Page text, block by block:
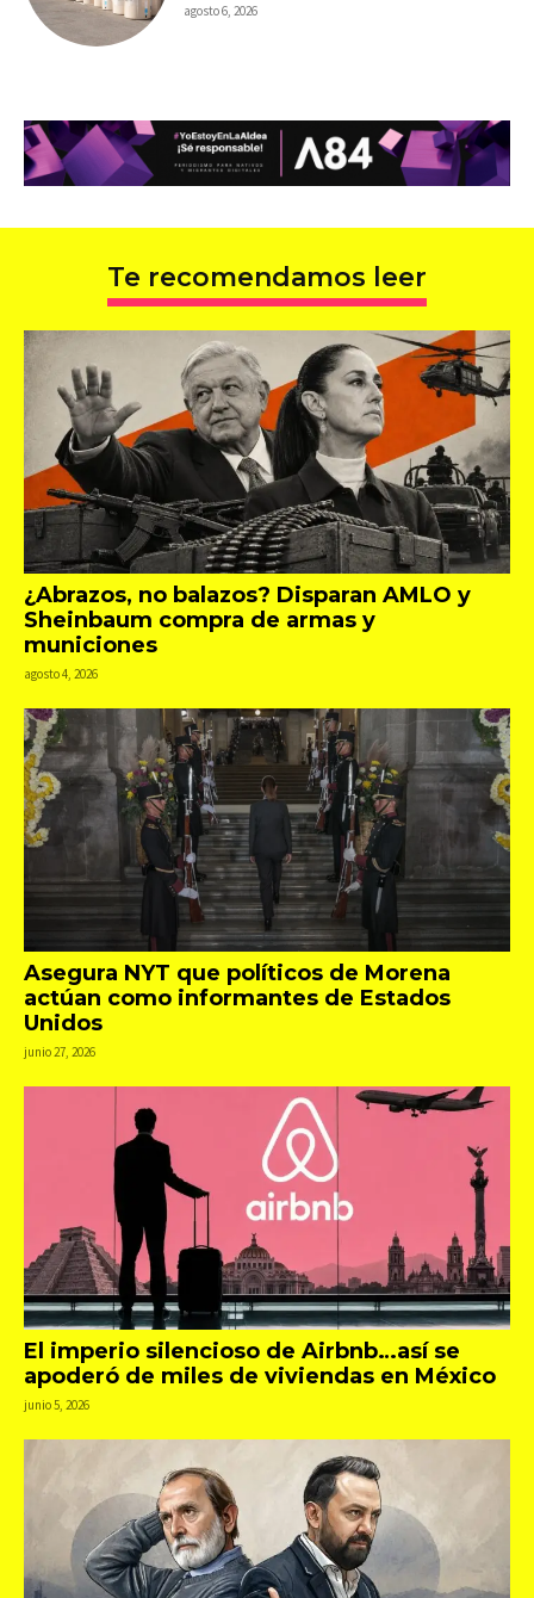
agosto 6, 2026
Te recomendamos leer
¿Abrazos, no balazos? Disparan AMLO y
Sheinbaum compra de armas y
municiones
agosto 4, 2026
Asegura NYT que políticos de Morena
actúan como informantes de Estados
Unidos
junio 27, 2026
El imperio silencioso de Airbnb…así se
apoderó de miles de viviendas en México
junio 5, 2026